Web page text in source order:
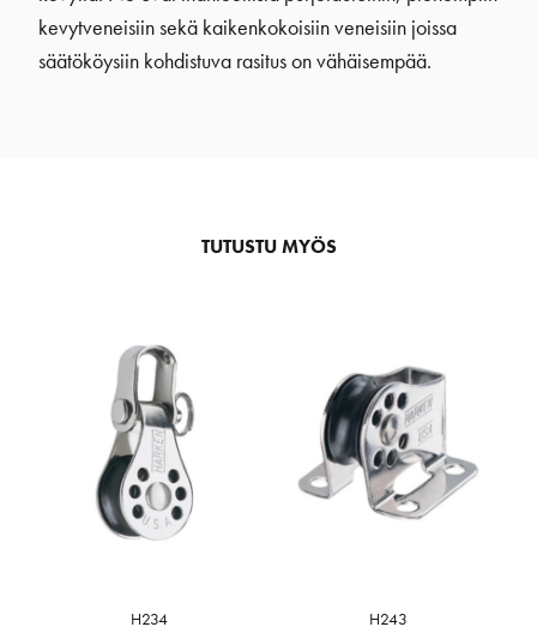
kevytveneisiin sekä kaikenkokoisiin veneisiin joissa
säätököysiin kohdistuva rasitus on vähäisempää.
TUTUSTU MYÖS
H234 H243